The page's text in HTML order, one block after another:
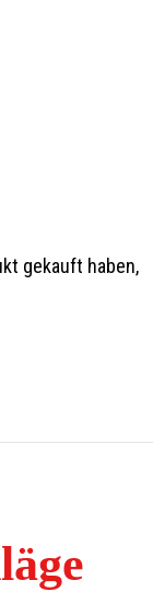
gekauft haben,